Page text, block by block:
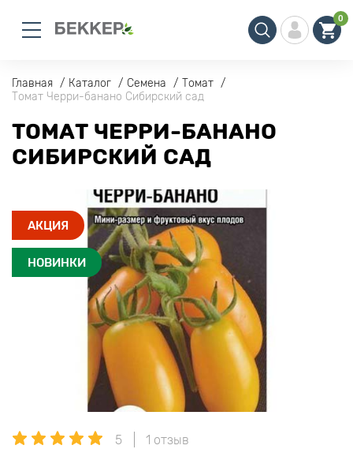
0
Главная Каталог Семена
Томат
Томат Черри-банано Сибирский сад
ТОМАТ ЧЕРРИ-БАНАНО
СИБИРСКИЙ САД
АКЦИЯ
НОВИНКИ
5 1 отзыв